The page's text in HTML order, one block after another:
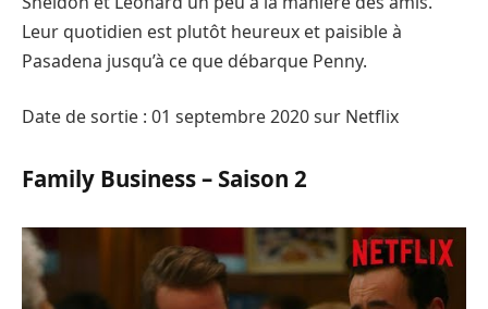
Leur quotidien est plutôt heureux et paisible à
Pasadena jusqu’à ce que débarque Penny.
Date de sortie : 01 septembre 2020 sur Netflix
Family Business – Saison 2